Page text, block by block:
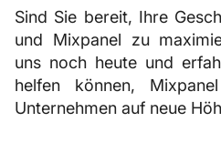
Sind Sie bereit, Ihre
und Mixpanel zu
uns noch heute und
helfen können,
Unternehmen auf neue